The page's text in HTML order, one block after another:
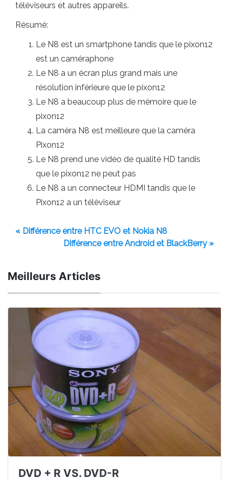
téléviseurs et autres appareils.
Résumé:
Le N8 est un smartphone tandis que le pixon12
est un caméraphone
Le N8 a un écran plus grand mais une
résolution inférieure que le pixon12
Le N8 a beaucoup plus de mémoire que le
pixon12
La caméra N8 est meilleure que la caméra
Pixon12
Le N8 prend une vidéo de qualité HD tandis
que le pixon12 ne peut pas
Le N8 a un connecteur HDMI tandis que le
Pixon12 a un téléviseur
« Différence entre HTC EVO et Nokia N8
Différence entre Android et BlackBerry »
Meilleurs Articles
DVD + R VS. DVD-R